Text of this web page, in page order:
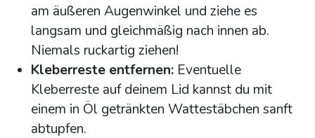
am äußeren Augenwinkel und ziehe es
langsam und gleichmäßig nach innen ab.
Niemals ruckartig ziehen!
Kleberreste entfernen: Eventuelle
Kleberreste auf deinem Lid kannst du mit
einem in Öl getränkten Wattestäbchen sanft
abtupfen.